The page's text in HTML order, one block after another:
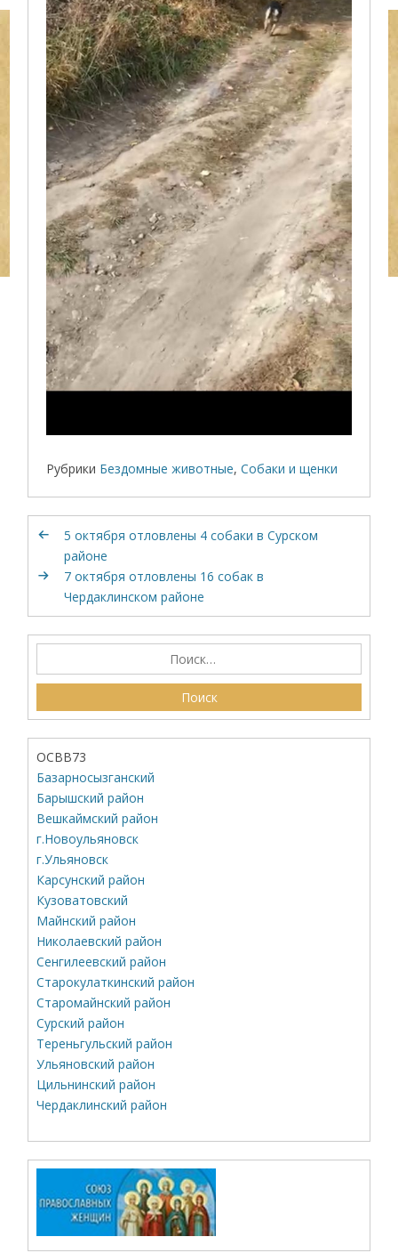
Рубрики Бездомные животные,Собаки и щенки
5 октября отловлены 4 собаки в Сурском
районе
7 октября отловлены 16 собак в
Чердаклинском районе
ОСВВ73
Базарносызганский
Барышский район
Вешкаймский район
г.Новоульяновск
г.Ульяновск
Карсунский район
Кузоватовский
Майнский район
Николаевский район
Сенгилеевский район
Старокулаткинский район
Старомайнский район
Сурский район
Тереньгульский район
Ульяновский район
Цильнинский район
Чердаклинский район